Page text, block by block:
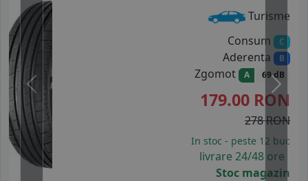
Turisme
Consum C
Aderenta B
Zgomot A 69 dB
179.00 RON
278 RON
In stoc - peste 12 buc
livrare 24/48 ore
Stoc magazin
Previous Next